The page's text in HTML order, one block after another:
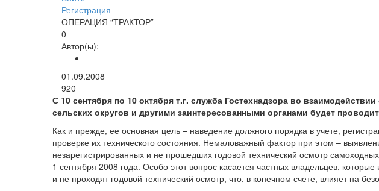
Регистрация
ОПЕРАЦИЯ “ТРАКТОР”
0
Автор(ы):
01.09.2008
920
С 10 сентября по 10 октября т.г. служба Гостехнадзора во
сельских округов и другими заинтересованными органами будет
Как и прежде, ее основная цель – наведение должного порядка в учете,
проверке их технического состояния. Немаловажный фактор при этом –
незарегистрированных и не прошедших годовой технический осмотр
1 сентября 2008 года. Особо этот вопрос касается частных владельцев,
и не проходят годовой технический осмотр, что, в конечном счете, влияет на